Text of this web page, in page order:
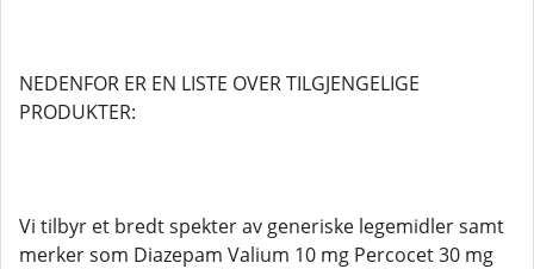
NEDENFOR ER EN LISTE OVER TILGJENGELIGE
PRODUKTER:
Vi tilbyr et bredt spekter av generiske legemidler samt
merker som Diazepam Valium 10 mg Percocet 30 mg